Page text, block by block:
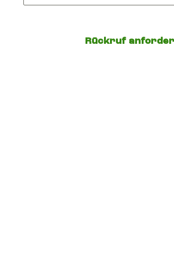
Rückruf